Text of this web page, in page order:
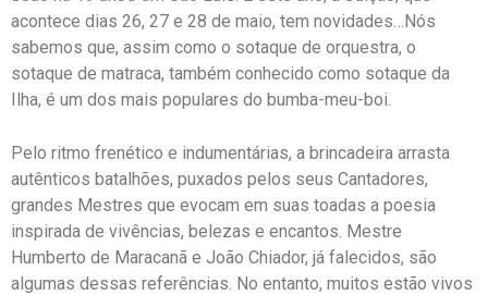
acontece dias 26, 27 e 28 de maio, tem novidades…Nós
sabemos que, assim como o sotaque de orquestra, o
sotaque de matraca, também conhecido como sotaque da
Ilha, é um dos mais populares do bumba-meu-boi.
Pelo ritmo frenético e indumentárias, a brincadeira arrasta
autênticos batalhões, puxados pelos seus Cantadores,
grandes Mestres que evocam em suas toadas a poesia
inspirada de vivências, belezas e encantos. Mestre
Humberto de Maracanã e João Chiador, já falecidos, são
algumas dessas referências. No entanto, muitos estão vivos